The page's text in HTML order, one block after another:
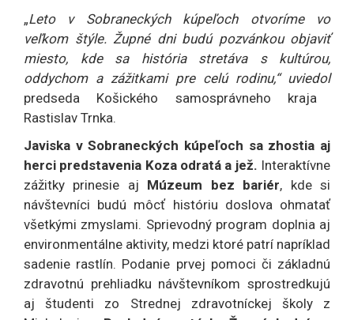
„Leto v Sobraneckých kúpeľoch otvoríme vo
veľkom štýle. Župné dni budú pozvánkou objaviť
miesto, kde sa história stretáva s kultúrou,
oddychom a zážitkami pre celú rodinu,“ uviedol
predseda Košického samosprávneho kraja
Rastislav Trnka.
Javiska v Sobraneckých kúpeľoch sa zhostia aj
herci predstavenia Koza odratá a jež. Interaktívne
zážitky prinesie aj Múzeum bez bariér, kde si
návštevníci budú môcť históriu doslova ohmatať
všetkými zmyslami. Sprievodný program doplnia aj
environmentálne aktivity, medzi ktoré patrí napríklad
sadenie rastlín. Podanie prvej pomoci či základnú
zdravotnú prehliadku návštevníkom sprostredkujú
aj študenti zo Strednej zdravotníckej školy z